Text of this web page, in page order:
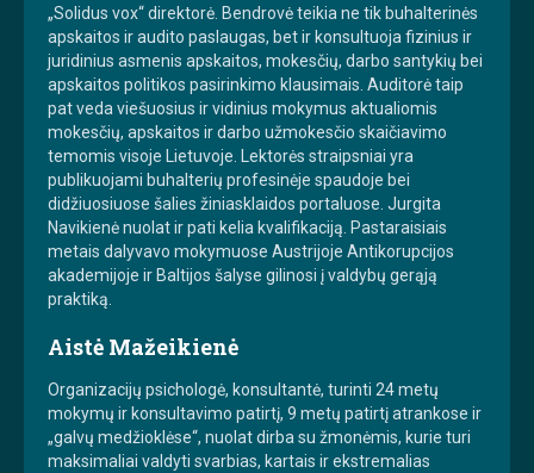
„Solidus vox“ direktorė. Bendrovė teikia ne tik buhalterinės
apskaitos ir audito paslaugas, bet ir konsultuoja fizinius ir
juridinius asmenis apskaitos, mokesčių, darbo santykių bei
apskaitos politikos pasirinkimo klausimais. Auditorė taip
pat veda viešuosius ir vidinius mokymus aktualiomis
mokesčių, apskaitos ir darbo užmokesčio skaičiavimo
temomis visoje Lietuvoje. Lektorės straipsniai yra
publikuojami buhalterių profesinėje spaudoje bei
didžiuosiuose šalies žiniasklaidos portaluose. Jurgita
Navikienė nuolat ir pati kelia kvalifikaciją. Pastaraisiais
metais dalyvavo mokymuose Austrijoje Antikorupcijos
akademijoje ir Baltijos šalyse gilinosi į valdybų gerąją
praktiką.
Aistė Mažeikienė
Organizacijų psichologė, konsultantė, turinti 24 metų
mokymų ir konsultavimo patirtį, 9 metų patirtį atrankose ir
„galvų medžioklėse“, nuolat dirba su žmonėmis, kurie turi
maksimaliai valdyti svarbias, kartais ir ekstremalias